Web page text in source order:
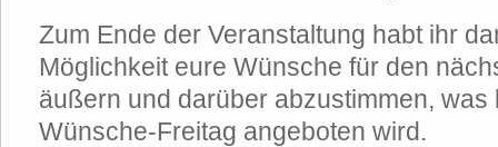
Zum Ende der Veranstaltung habt ihr
Möglichkeit eure Wünsche für den
äußern und darüber abzustimmen, was
Wünsche-Freitag angeboten wird.